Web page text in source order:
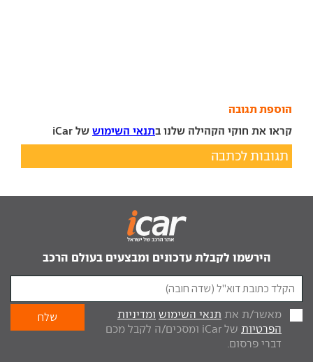
הוספת תגובה
קראו את חוקי הקהילה שלנו בתנאי השימוש של iCar
תגובות לכתבה
הירשמו לקבלת עדכונים ומבצעים בעולם הרכב
מאשר/ת את תנאי השימוש ומדיניות
הפרטיות
של iCar ומסכים/ה לקבל מכם
דברי פרסום.